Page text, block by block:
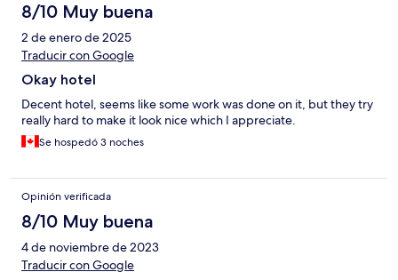
8/10 Muy buena
2 de enero de 2025
Traducir con Google
Okay hotel
Decent hotel, seems like some work was done on it, but they try
really hard to make it look nice which I appreciate.
Se hospedó 3 noches
Opinión verificada
8/10 Muy buena
4 de noviembre de 2023
Traducir con Google